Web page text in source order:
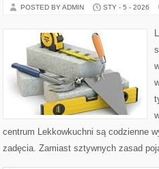
POSTED BY ADMIN STY - 5 - 2026
centrum Lekkowkuchni są codzienne
zadęcia. Zamiast sztywnych zasad